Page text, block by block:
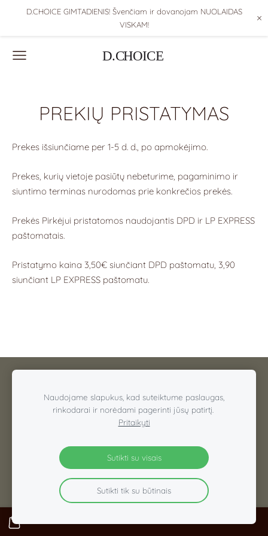
D.CHOICE GIMTADIENIS! Švenčiam ir dovanojam NUOLAIDAS
VISKAM!
×
PREKIŲ PRISTATYMAS
Prekes išsiunčiame per 1-5 d. d., po apmokėjimo.
Prekes, kurių vietoje pasiūtų nebeturime, pagaminimo ir
siuntimo terminas nurodomas prie konkrečios prekės.
Prekės Pirkėjui pristatomos naudojantis DPD ir LP EXPRESS
paštomatais.
Pristatymo kaina 3,50€ siunčiant DPD paštomatu, 3,90
siunčiant LP EXPRESS paštomatu.
© D.CHOICE
Naudojame slapukus, kad suteiktume paslaugas,
rinkodarai ir norėdami pagerinti jūsų patirtį.
Pritaikyti
Sutikti su visais
Sutikti tik su būtinais